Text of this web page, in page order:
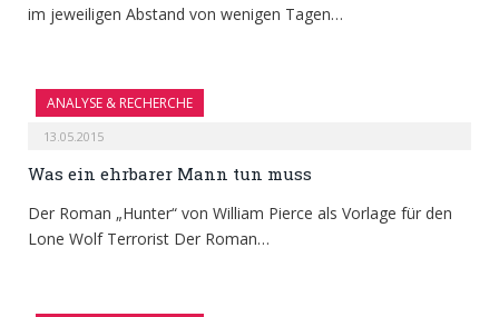
im jeweiligen Abstand von wenigen Tagen…
ANALYSE & RECHERCHE
13.05.2015
Was ein ehrbarer Mann tun muss
Der Roman „Hunter“ von William Pierce als Vorlage für den
Lone Wolf Terrorist Der Roman…